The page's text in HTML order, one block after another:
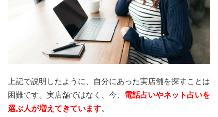
上記で説明したように、自分にあった実店舗を探すことは
困難です。実店舗ではなく、今、 電話占いやネット占いを
選ぶ人が増えてきています。